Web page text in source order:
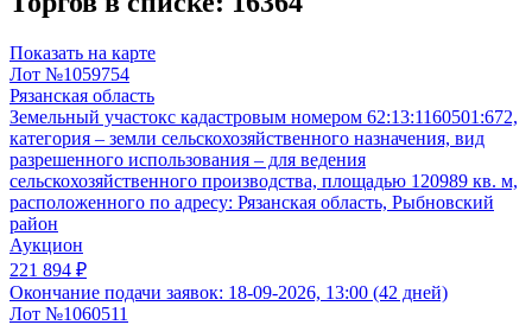
Показать на карте
Лот №1059754
Рязанская область
Земельный участокс кадастровым номером 62:13:1160501:672,
категория – земли сельскохозяйственного назначения, вид
разрешенного использования – для ведения
сельскохозяйственного производства, площадью 120989 кв. м,
расположенного по адресу: Рязанская область, Рыбновский
район
Аукцион
221 894 ₽
Окончание подачи заявок: 18-09-2026, 13:00 (42 дней)
Лот №1060511